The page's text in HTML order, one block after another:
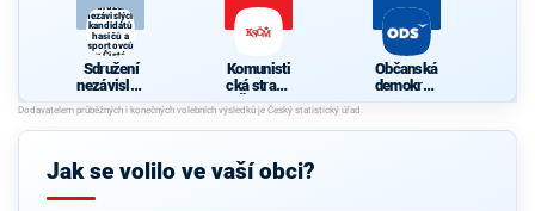
Sdružení
nezávislých
kandidátů
hasičů a
sportovců
v Čisté
Sdružení
nezávislýc
h
kandidátů
hasičů a
v Čisté
Komunisti
cká strana
Čech a
Moravy
Občanská
demokrati
cká strana
Jak se volilo ve vaší obci?